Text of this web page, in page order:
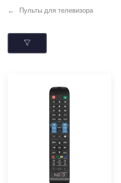
Пульты для телевизора